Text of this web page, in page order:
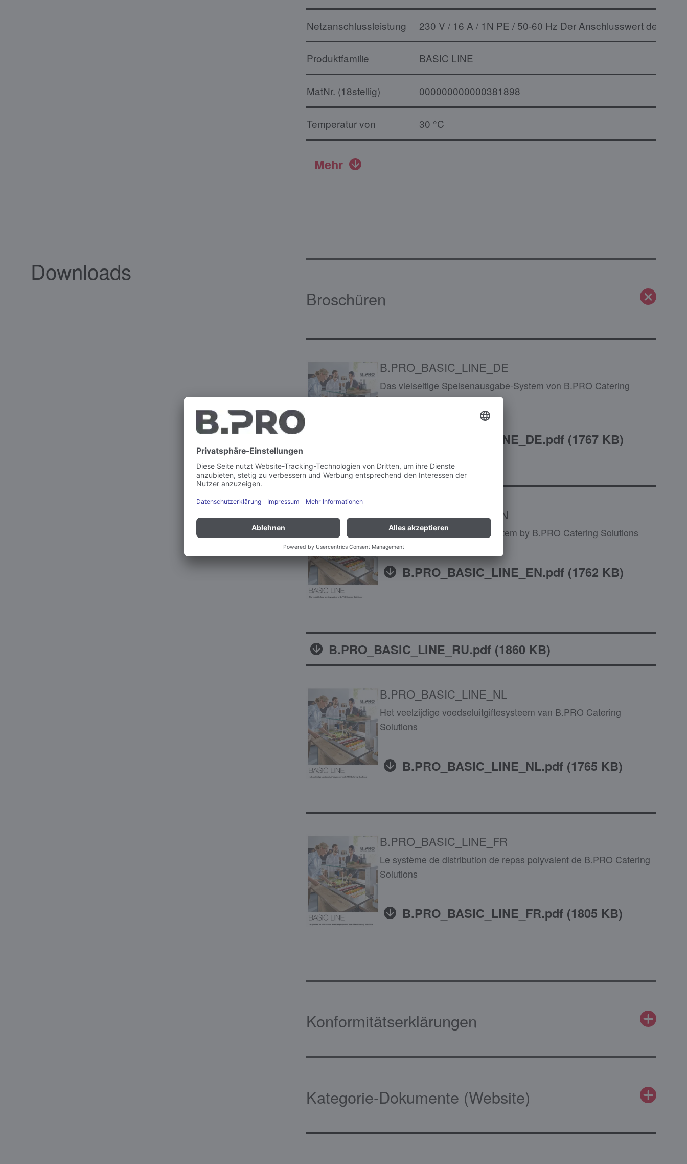
Netzanschlussleistung 230 V / 16 A / 1N PE / 50-60 Hz Der Anschlusswert des
Produktfamilie BASIC LINE
MatNr. (18stellig) 000000000000381898
Temperatur von 30 °C
Mehr
Downloads
Broschüren
B.PRO_BASIC_LINE_DE
Das vielseitige Speisenausgabe-System von B.PRO Catering
Solutions
B.PRO_BASIC_LINE_DE.pdf(1767 KB)
B.PRO_BASIC_LINE_EN
The versatile food serving system by B.PRO Catering Solutions
B.PRO_BASIC_LINE_EN.pdf(1762 KB)
B.PRO_BASIC_LINE_RU.pdf(1860 KB)
B.PRO_BASIC_LINE_NL
Het veelzijdige voedseluitgiftesysteem van B.PRO Catering
Solutions
B.PRO_BASIC_LINE_NL.pdf(1765 KB)
B.PRO_BASIC_LINE_FR
Le système de distribution de repas polyvalent de B.PRO Catering
Solutions
B.PRO_BASIC_LINE_FR.pdf(1805 KB)
Konformitätserklärungen
Kategorie-Dokumente (Website)